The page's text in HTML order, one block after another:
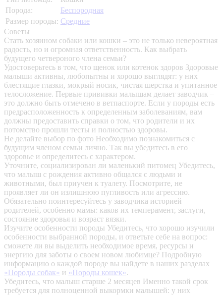
Порода:
Беспородная
Размер породы: Средние
Советы
Стать хозяином собаки или кошки – это не только невероятная
радость, но и огромная ответственность. Как выбрать
будущего четвероного члена семьи?
Удостоверьтесь в том, что щенок или котенок здоров Здоровые
малыши активны, любопытны и хорошо выглядят: у них
блестящие глазки, мокрый носик, чистая шерстка и упитанное
телосложение. Первые прививки малышам делает заводчик –
это должно быть отмечено в ветпаспорте. Если у породы есть
предрасположенность к определенным заболеваниям, вам
должны предоставить справки о том, что родители и их
потомство прошли тесты и полностью здоровы.
Не делайте выбор по фото Необходимо познакомиться с
будущим членом семьи лично. Так вы убедитесь в его
здоровье и определитесь с характером.
Уточните, социализирован ли маленький питомец Убедитесь,
что малыш с рождения активно общался с людьми и
животными, был приучен к туалету. Посмотрите, не
проявляет ли он излишнюю пугливость или агрессию.
Обязательно поинтересуйтесь у заводчика историей
родителей, особенно мамы: каков их темперамент, заслуги,
состояние здоровья и возраст вязки.
Изучите особенности породы Убедитесь, что хорошо изучили
особенности выбранной породы, и ответьте себе на вопрос:
сможете ли вы выделить необходимое время, ресурсы и
энергию для заботы о своем новом любимце? Подробную
информацию о каждой породе вы найдете в наших разделах
«Породы собак» и «Породы кошек».
Убедитесь, что малыш старше 2 месяцев Именно такой срок
требуется для полноценной выкормки малышей: у них